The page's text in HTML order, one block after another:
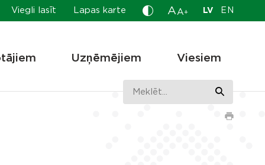
Viegli lasīt Lapas karte A A+ LV EN
Uzņēmējiem Viesiem